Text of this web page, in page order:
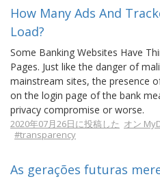
How Many Ads And
Load?
Some Banking Websites Have
Pages. Just like the danger of
mainstream sites, the presence
on the login page of the bank
privacy compromise or worse.
2020年07月26日に投稿した オン
#transparency
As gerações futuras